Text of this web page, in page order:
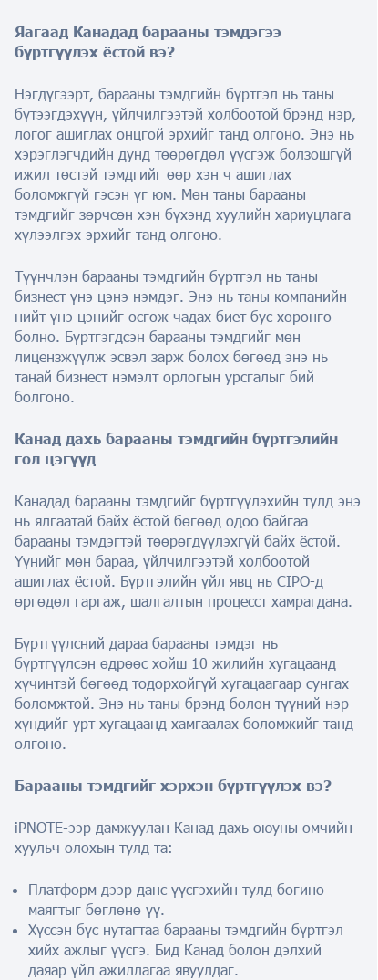
Яагаад Канадад барааны тэмдэгээ
бүртгүүлэх ёстой вэ?
Нэгдүгээрт, барааны тэмдгийн бүртгэл нь таны
бүтээгдэхүүн, үйлчилгээтэй холбоотой брэнд нэр,
логог ашиглах онцгой эрхийг танд олгоно. Энэ нь
хэрэглэгчдийн дунд төөрөгдөл үүсгэж болзошгүй
ижил төстэй тэмдгийг өөр хэн ч ашиглах
боломжгүй гэсэн үг юм. Мөн таны барааны
тэмдгийг зөрчсөн хэн бүхэнд хуулийн хариуцлага
хүлээлгэх эрхийг танд олгоно.
Түүнчлэн барааны тэмдгийн бүртгэл нь таны
бизнест үнэ цэнэ нэмдэг. Энэ нь таны компанийн
нийт үнэ цэнийг өсгөж чадах биет бус хөрөнгө
болно. Бүртгэгдсэн барааны тэмдгийг мөн
лицензжүүлж эсвэл зарж болох бөгөөд энэ нь
танай бизнест нэмэлт орлогын урсгалыг бий
болгоно.
Канад дахь барааны тэмдгийн бүртгэлийн
гол цэгүүд
Канадад барааны тэмдгийг бүртгүүлэхийн тулд энэ
нь ялгаатай байх ёстой бөгөөд одоо байгаа
барааны тэмдэгтэй төөрөгдүүлэхгүй байх ёстой.
Үүнийг мөн бараа, үйлчилгээтэй холбоотой
ашиглах ёстой. Бүртгэлийн үйл явц нь CIPO-д
өргөдөл гаргаж, шалгалтын процесст хамрагдана.
Бүртгүүлсний дараа барааны тэмдэг нь
бүртгүүлсэн өдрөөс хойш 10 жилийн хугацаанд
хүчинтэй бөгөөд тодорхойгүй хугацаагаар сунгах
боломжтой. Энэ нь таны брэнд болон түүний нэр
хүндийг урт хугацаанд хамгаалах боломжийг танд
олгоно.
Барааны тэмдгийг хэрхэн бүртгүүлэх вэ?
iPNOTE-ээр дамжуулан Канад дахь оюуны өмчийн
хуульч олохын тулд та:
Платформ дээр данс үүсгэхийн тулд богино
маягтыг бөглөнө үү.
Хүссэн бүс нутагтаа барааны тэмдгийн бүртгэл
хийх ажлыг үүсгэ. Бид Канад болон дэлхий
даяар үйл ажиллагаа явуулдаг.